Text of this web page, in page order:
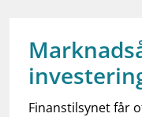
dashboardInformasjon
notifications_noneAbonner på
Finanstilsynet får